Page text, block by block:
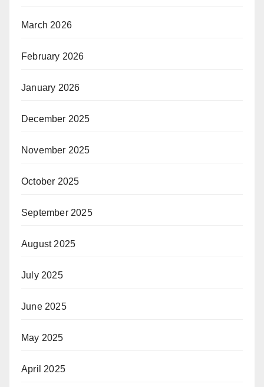
March 2026
February 2026
January 2026
December 2025
November 2025
October 2025
September 2025
August 2025
July 2025
June 2025
May 2025
April 2025